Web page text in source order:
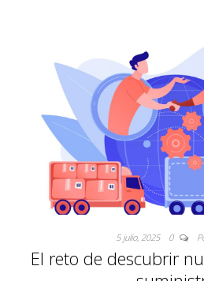
5 julio, 2025 0
El reto de descubrir